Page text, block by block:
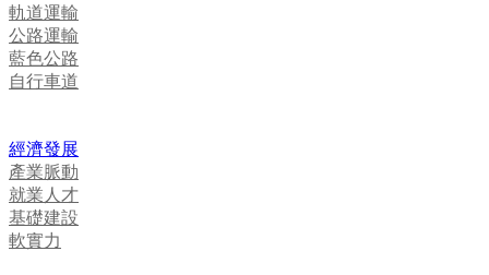
軌道運輸
公路運輸
藍色公路
自行車道
經濟發展
產業脈動
就業人才
基礎建設
軟實力